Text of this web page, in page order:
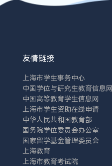
友情链接
上海市学生事务中心
中国学位与研究生教育信息网
中国高等教育学生信息网
上海市学生资助在线申请
中华人民共和国教育部
国务院学位委员会办公室
国家留学基金管理委员会
上海教育
上海市教育考试院